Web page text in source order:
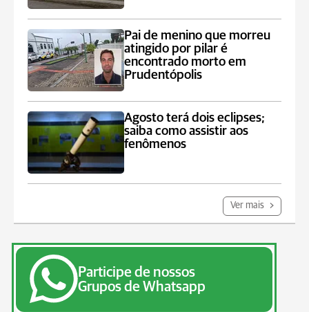
Pai de menino que morreu
atingido por pilar é
encontrado morto em
Prudentópolis
Agosto terá dois eclipses;
saiba como assistir aos
fenômenos
Ver mais
Participe de nossos
Grupos de Whatsapp